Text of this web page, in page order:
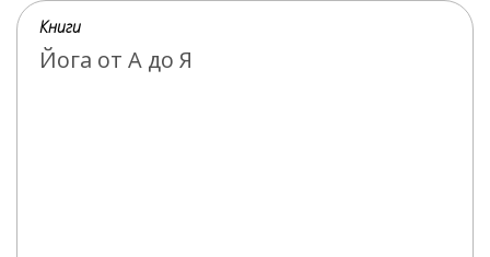
Книги
Йога от А до Я